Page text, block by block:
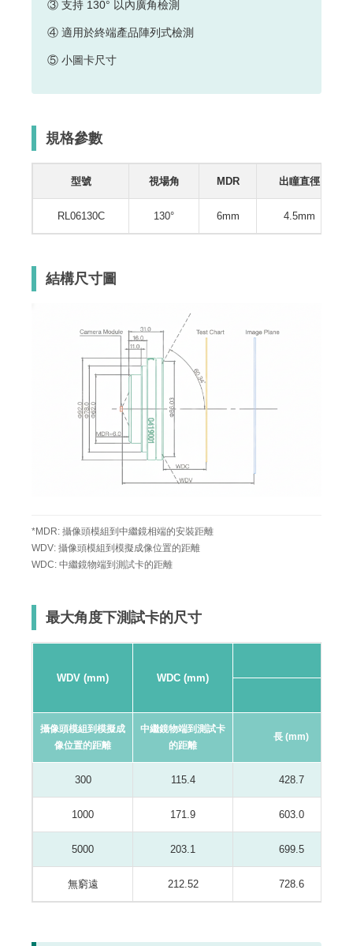
③ 支持 130° 以內廣角檢測
④ 適用於終端產品陣列式檢測
⑤ 小圖卡尺寸
規格參數
型號 視場角 MDR 出瞳直徑
RL06130C 130° 6mm 4.5mm
結構尺寸圖
*MDR: 攝像頭模組到中繼鏡相端的安裝距離
WDV: 攝像頭模組到模擬成像位置的距離
WDC: 中繼鏡物端到測試卡的距離
最大角度下測試卡的尺寸
WDV (mm)
WDC (mm)
攝像頭模組到模擬成
像位置的距離
中繼鏡物端到測試卡
的距離
長 (mm)
300 115.4 428.7
1000 171.9 603.0
5000 203.1 699.5
無窮遠 212.52 728.6